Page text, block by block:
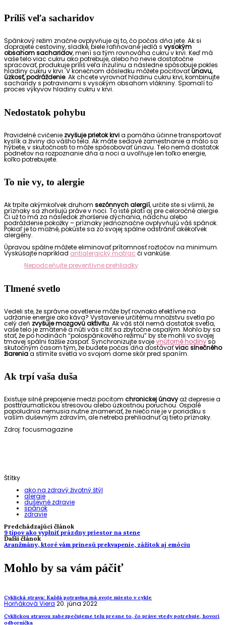
Príliš veľa sacharidov
Spánkový režim značne ovplyvňuje aj to, čo počas dňa jete. Ak si
doprajete cestoviny, sladké, biele rafinované jedlá s vysokým
obsahom sacharidov, mení sa tým rovnováha cukru v krvi. Keď má
vaše telo viac cukru ako potrebuje, alebo ho nevie dostatočne
spracovať, produkuje príliš veľa inzulínu a následne spôsobuje pokles
hladiny cukru v krvi. V konečnom dôsledku môžete pociťovaťúnavu,
úzkosť, podráždenie. Ak chcete vyrovnať hladinu cukru krvi, kombinujte
sacharidy s potravinami s vysokým obsahom vlákniny. Spomalí to
proces výkyvov hladiny cukru v krvi.
Nedostatok pohybu
Pravidelné cvičenie zvyšuje prietok krvia pomáha účinne transportovať
kyslík a živiny do vášho tela. Ak máte sedavé zamestnanie a málo sa
hýbete, v skutočnosti to môže spôsobovať únavu. Telo nemá dostatok
podnetov na rozpoznanie dňa a noci a uvoľňuje len toľko energie,
koľko potrebujete.
To nie vy, to alergie
Ak trpíte akýmkoľvek druhom sezónnych alergií, určite ste si všimli, že
príznaky sa zhoršujú práve v noci. To isté platí aj pre celoročné alergie.
Či už to má za následok zhoršenie dýchania, nádchu alebo
podráždenie pokožky – príznaky jednoznačne ovplyvňujú váš spánok.
Pokiaľ je to možné, pokúste sa zo svojej spálne odstrániť akékoľvek
alergény.
Úpravou spálne môžete eliminovať prítomnosť roztočov na minimum.
Vyskúšajte napríklad antialergický matrac či vankúše.
Nepodceňujte preventívne prehliadky
Tlmené svetlo
Vedeli ste, že správne osvetlenie môže byť rovnako efektívne na
udržanie energie ako káva? Vystavenie určitému množstvu svetla po
celý deň zvyšuje mozgovú aktivitu. Ak váš stôl nemá dostatok svetla,
vaše telo je zmätené a núti vás cítiť sa zbytočne ospalým. Mohlo by sa
stať, že po hodinách “polospánkového režimu” by ste mohli vo svojej
tmavej spálni ťažšie zaspať. Synchronizujte svojevnútorné hodinyso
skutočným časom tým, že budete počas dňa dostávaťviac slnečného
žiareniaa stlmíte svetla vo svojom dome skôr pred spaním.
Ak trpí vaša duša
Existuje silné prepojenie medzi pocitom chronickej únavyaž depresie a
posttraumatickou stresovou alebo úzkostnou poruchou. Ospalé
popoludnia nemusia nutne znamenať, že niečo nie je v poriadku s
vaším duševným zdravím, ale netreba prehliadnuť aj tieto príznaky.
Zdroj: focusmagazine
Štítky
ako na zdravý životný štýl
alergie
duševné zdravie
spánok
zdravie
Predchádzajúci článok
9 tipov ako vyplniť prázdny priestor na stene
Ďalší článok
Aranžmány, ktoré vám prinesú prekvapenie, zážitok aj emóciu
Mohlo by sa vám páčiť
Cyklická strava: Každá potravina má svoje miesto v cykle
Horňáková Viera 20. júna 2022
Cyklickou stravou zabezpečujeme telu presne to, čo práve vtedy potrebuje, hovorí
odborníčka